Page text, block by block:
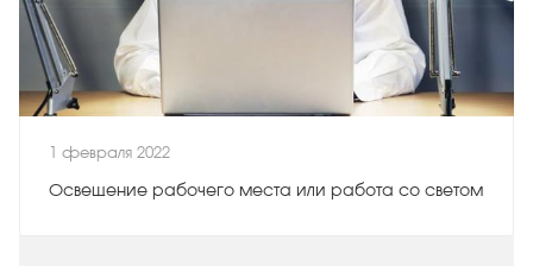
1 февраля 2022
Освещение рабочего места или работа со светом